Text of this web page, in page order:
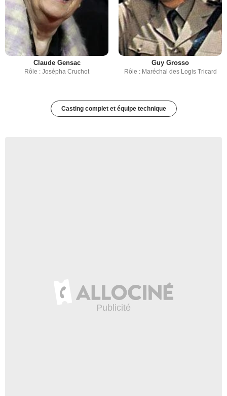
Claude Gensac
Rôle : Josépha Cruchot
Guy Grosso
Rôle : Maréchal des Logis Tricard
Casting complet et équipe technique